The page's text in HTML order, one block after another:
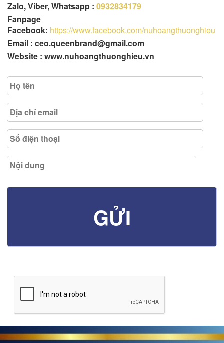
Zalo, Viber, Whatsapp : 0932834179
Fanpage
Facebook: https://www.facebook.com/nuhoangthuonghieu
Email : ceo.queenbrand@gmail.com
Website : www.nuhoangthuonghieu.vn